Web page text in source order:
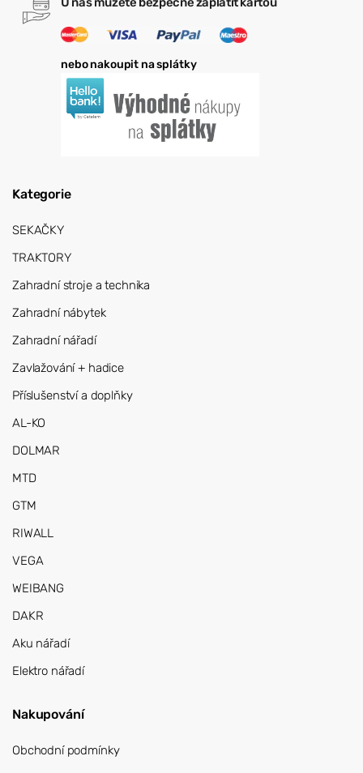
nebo nakoupit na splátky
Kategorie
SEKAČKY
TRAKTORY
Zahradní stroje a technika
Zahradní nábytek
Zahradní nářadí
Zavlažování + hadice
Příslušenství a doplňky
AL-KO
DOLMAR
MTD
GTM
RIWALL
VEGA
WEIBANG
DAKR
Aku nářadí
Elektro nářadí
Nakupování
Obchodní podmínky